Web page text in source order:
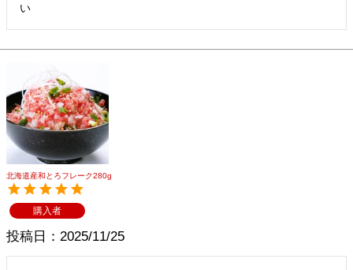
い
北海道産和とろフレーク280g
購入者
投稿日 2025/11/25